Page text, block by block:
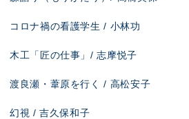
コロナ禍の看護学生 / 小林功
木工「匠の仕事」/ 志摩悦子
渡良瀬・葦原を行く / 高松安子
幻視 / 吉久保和子